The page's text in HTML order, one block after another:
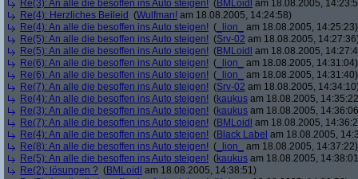
Re(3): An alle die besoffen ins Auto steigen! (BMLoidl am 18.08.2005,
Re(4): Herzliches Beileid (Wulfman! am 18.08.2005, 14:24:58)
Re(4): An alle die besoffen ins Auto steigen! ( _lion_
am 18.08.2005, 14:25:23)
Re(5): An alle die besoffen ins Auto steigen! (Srv-02 am 18.08.2005,
Re(5): An alle die besoffen ins Auto steigen! (BMLoidl am 18.08.2005,
Re(6): An alle die besoffen ins Auto steigen! ( _lion_
am 18.08.2005, 14:31:04)
Re(6): An alle die besoffen ins Auto steigen! ( _lion_
am 18.08.2005, 14:31:40)
Re(7): An alle die besoffen ins Auto steigen! (Srv-02 am 18.08.2005,
Re(4): An alle die besoffen ins Auto steigen! (kaukus am 18.08.2005,
Re(3): An alle die besoffen ins Auto steigen! (kaukus am 18.08.2005,
Re(7): An alle die besoffen ins Auto steigen! (BMLoidl am 18.08.2005,
Re(4): An alle die besoffen ins Auto steigen! (Black Label am 18.08.2005,
Re(8): An alle die besoffen ins Auto steigen! ( _lion_
am 18.08.2005, 14:37:22)
Re(5): An alle die besoffen ins Auto steigen! (kaukus am 18.08.2005,
Re(2): lösungen ? (BMLoidl am 18.08.2005, 14:38:51)